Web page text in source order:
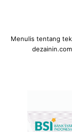
Menulis tentang